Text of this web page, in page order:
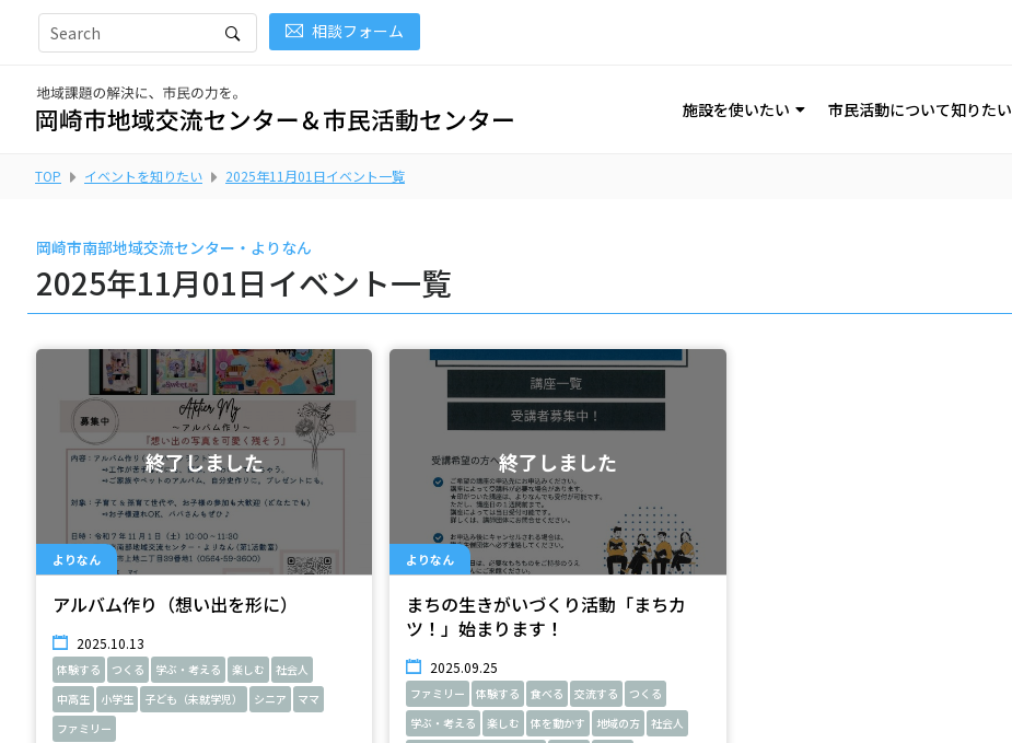
相談フォーム
施設を使いたい 市民活動について知りたい
TOP イベントを知りたい 2025年11月01日イベント一覧
岡崎市南部地域交流センター・よりなん
2025年11月01日イベント一覧
よりなん
終了しました
アルバム作り（想い出を形に）
2025.10.13
体験する つくる 学ぶ・考える 楽しむ
社会人
中高生
小学生 子ども（未就学児） シニア
ママ
ファミリー
よりなん
終了しました
まちの生きがいづくり活動「まちカ
ツ！」始まります！
2025.09.25
ファミリー 体験する 食べる 交流する
つくる
学ぶ・考える
楽しむ 体を動かす 地域の方
社会人